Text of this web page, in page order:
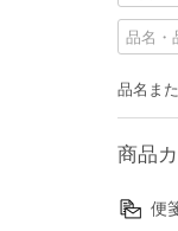
品名ま
商品
便